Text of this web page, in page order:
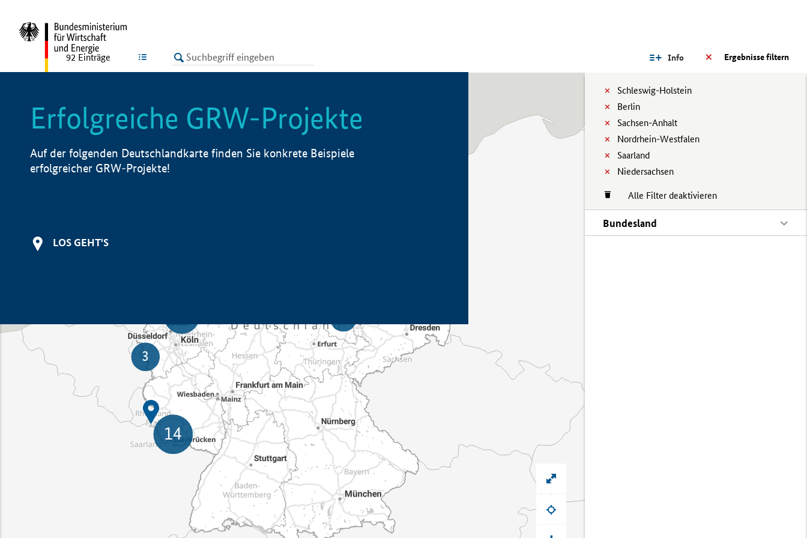
LISTE Ergebnisse filtern
Info
Schleswig-Holstein
Berlin
Sachsen-Anhalt
Nordrhein-Westfalen
Saarland
Niedersachsen
Alle Filter deaktivieren
Bundesland
92 Einträge
Erfolgreiche GRW-Projekte
Auf der folgenden Deutschlandkarte finden Sie konkrete Beispiele
erfolgreicher GRW-Projekte!
LOS GEHT'S